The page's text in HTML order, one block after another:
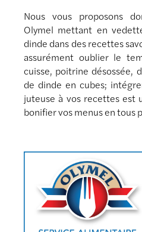
Nous vous proposons
Olymel mettant en
dinde dans des recettes
assurément oublier le
cuisse, poitrine désossée,
de dinde en cubes;
juteuse à vos recettes est
bonifier vos menus en tous